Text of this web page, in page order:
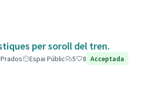
per soroll del tren.
Espai Públic 5 8 Acceptada